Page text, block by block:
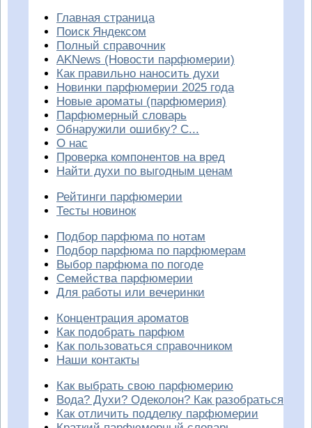
Главная страница
Поиск Яндексом
Полный справочник
AKNews (Новости парфюмерии)
Как правильно наносить духи
Новинки парфюмерии 2025 года
Новые ароматы (парфюмерия)
Парфюмерный словарь
Обнаружили ошибку? С...
О нас
Проверка компонентов на вред
Найти духи по выгодным ценам
Рейтинги парфюмерии
Тесты новинок
Подбор парфюма по нотам
Подбор парфюма по парфюмерам
Выбор парфюма по погоде
Семейства парфюмерии
Для работы или вечеринки
Концентрация ароматов
Как подобрать парфюм
Как пользоваться справочником
Наши контакты
Как выбрать свою парфюмерию
Вода? Духи? Одеколон? Как разобраться
Как отличить подделку парфюмерии